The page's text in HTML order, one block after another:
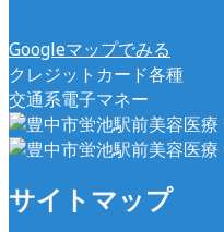
Googleマップでみる
クレジットカード各種
交通系電子マネー
サイトマップ